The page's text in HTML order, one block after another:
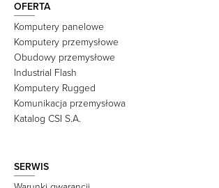
OFERTA
Komputery panelowe
Komputery przemysłowe
Obudowy przemysłowe
Industrial Flash
Komputery Rugged
Komunikacja przemysłowa
Katalog CSI S.A.
SERWIS